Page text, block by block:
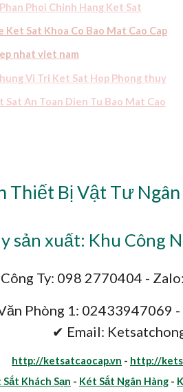
Phoi Chinh Hang Ket Sat
Sat Khoa Co Bao Mat Cao Cap
nhat viet nam
Vi Tri Ket Sat Hop Phong thuy
An Toan Dien Tu Bao Mat Cao
Thiết Bị Vật Tư
sản xuất: Khu Công
Ty: 098 2770404 -
Phòng 1: 02433947069
✔ Email:
http://ketsatcaocap.vn - http://
Sắt Khách Sạn - Két Sắt Ngân Hàng -